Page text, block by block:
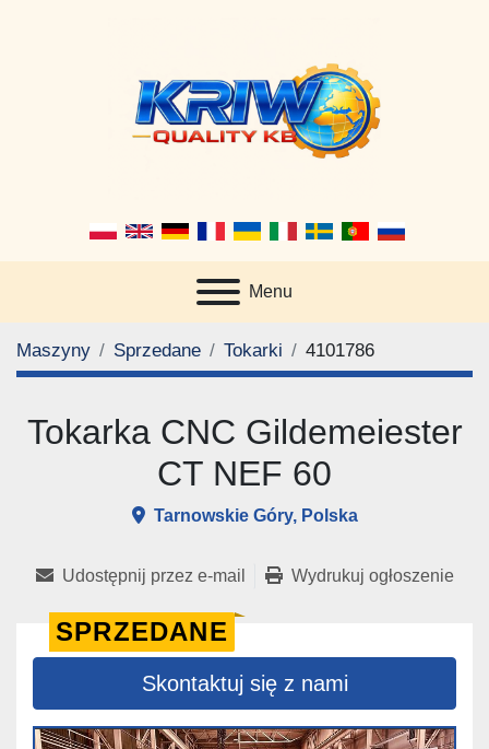
Menu
Maszyny Sprzedane Tokarki 4101786
Tokarka CNC Gildemeiester
CT NEF 60
Tarnowskie Góry, Polska
Udostępnij przez e-mail Wydrukuj ogłoszenie
SPRZEDANE
Skontaktuj się z nami